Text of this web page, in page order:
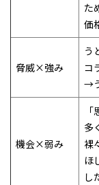
た
価
脅威×強み
う
コ
→
機会×弱み
多
裸
ほ
し